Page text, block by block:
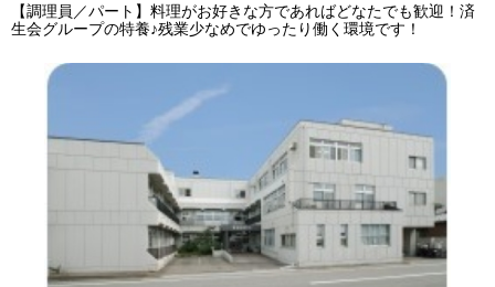
【調理員／パート】料理がお好きな方であればどなたでも歓迎！済
生会グループの特養♪残業少なめでゆったり働く環境です！